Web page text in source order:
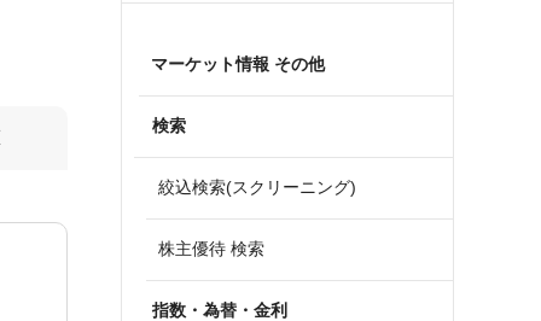
マーケット情報 その他
検索
絞込検索(スクリーニング)
株主優待 検索
指数・為替・金利